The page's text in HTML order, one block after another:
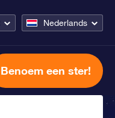
Nederlands
Benoem een ster!